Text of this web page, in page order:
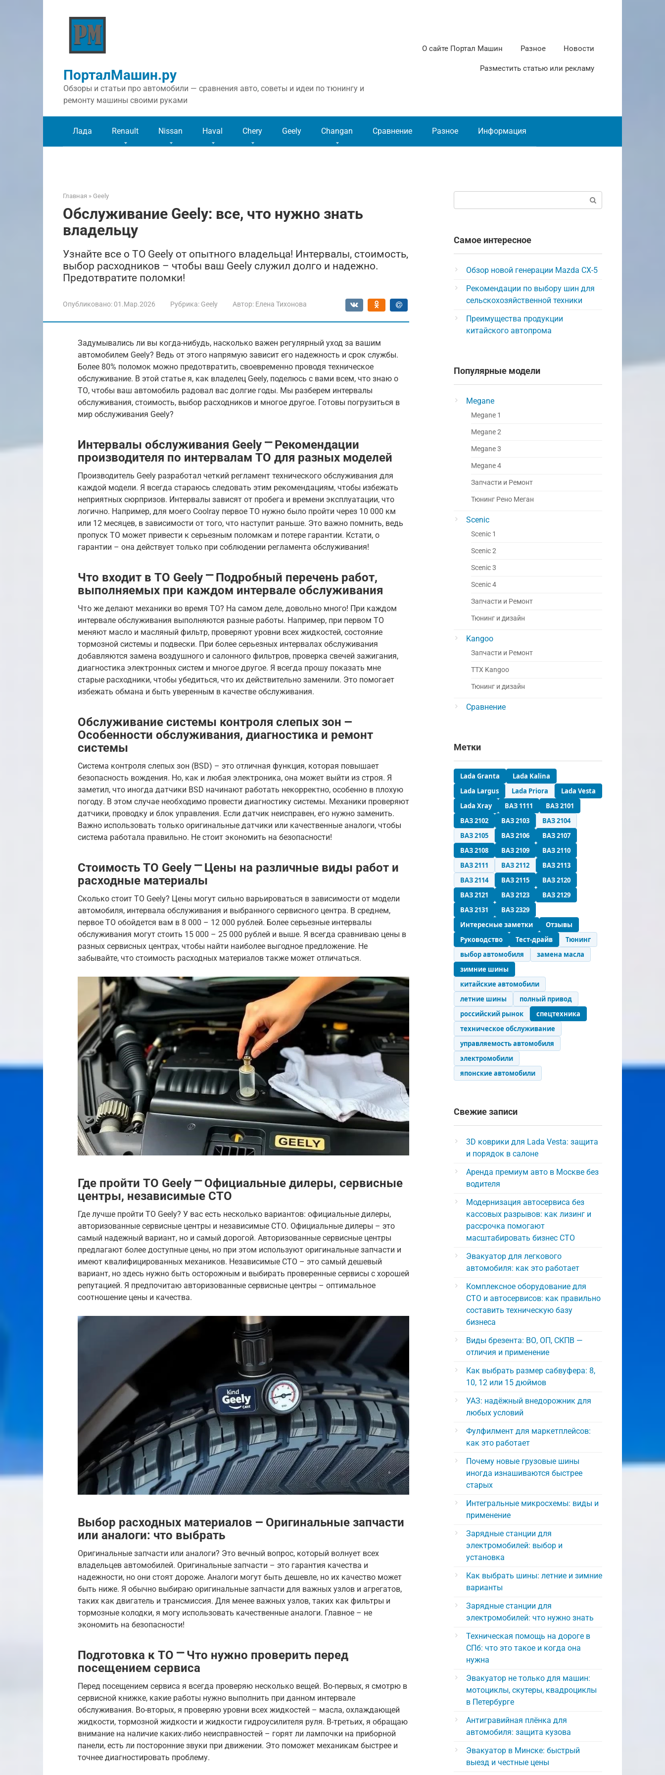
ПорталМашин.ру
Обзоры и статьи про автомобили — сравнения авто, советы и идеи по тюнингу и
ремонту машины своими руками
О сайте Портал Машин Разное Новости
Разместить статью или рекламу
Лада Renault Nissan Haval Chery Geely Changan Сравнение Разное Информация
Главная » Geely
Обслуживание Geely: все, что нужно знать
владельцу
Узнайте все о ТО Geely от опытного владельца! Интервалы, стоимость,
выбор расходников – чтобы ваш Geely служил долго и надежно.
Предотвратите поломки!
Опубликовано: 01.Мар.2026 Рубрика: Geely Автор: Елена Тихонова
Задумывались ли вы когда-нибудь, насколько важен регулярный уход за вашим
автомобилем Geely? Ведь от этого напрямую зависит его надежность и срок службы.
Более 80% поломок можно предотвратить, своевременно проводя техническое
обслуживание. В этой статье я, как владелец Geely, поделюсь с вами всем, что знаю о
ТО, чтобы ваш автомобиль радовал вас долгие годы. Мы разберем интервалы
обслуживания, стоимость, выбор расходников и многое другое. Готовы погрузиться в
мир обслуживания Geely?
Интервалы обслуживания Geely ⎻ Рекомендации
производителя по интервалам ТО для разных моделей
Производитель Geely разработал четкий регламент технического обслуживания для
каждой модели. Я всегда стараюсь следовать этим рекомендациям, чтобы избежать
неприятных сюрпризов. Интервалы зависят от пробега и времени эксплуатации, что
логично. Например, для моего Coolray первое ТО нужно было пройти через 10 000 км
или 12 месяцев, в зависимости от того, что наступит раньше. Это важно помнить, ведь
пропуск ТО может привести к серьезным поломкам и потере гарантии. Кстати, о
гарантии – она действует только при соблюдении регламента обслуживания!
Что входит в ТО Geely ⎻ Подробный перечень работ,
выполняемых при каждом интервале обслуживания
Что же делают механики во время ТО? На самом деле, довольно много! При каждом
интервале обслуживания выполняются разные работы. Например, при первом ТО
меняют масло и масляный фильтр, проверяют уровни всех жидкостей, состояние
тормозной системы и подвески. При более серьезных интервалах обслуживания
добавляются замена воздушного и салонного фильтров, проверка свечей зажигания,
диагностика электронных систем и многое другое. Я всегда прошу показать мне
старые расходники, чтобы убедиться, что их действительно заменили. Это помогает
избежать обмана и быть уверенным в качестве обслуживания.
Обслуживание системы контроля слепых зон ౼
Особенности обслуживания, диагностика и ремонт
системы
Система контроля слепых зон (BSD) – это отличная функция, которая повышает
безопасность вождения. Но, как и любая электроника, она может выйти из строя. Я
заметил, что иногда датчики BSD начинают работать некорректно, особенно в плохую
погоду. В этом случае необходимо провести диагностику системы. Механики проверяют
датчики, проводку и блок управления. Если датчик неисправен, его нужно заменить.
Важно использовать только оригинальные датчики или качественные аналоги, чтобы
система работала правильно. Не стоит экономить на безопасности!
Стоимость ТО Geely ⎻ Цены на различные виды работ и
расходные материалы
Сколько стоит ТО Geely? Цены могут сильно варьироваться в зависимости от модели
автомобиля, интервала обслуживания и выбранного сервисного центра. В среднем,
первое ТО обойдется вам в 8 000 – 12 000 рублей. Более серьезные интервалы
обслуживания могут стоить 15 000 – 25 000 рублей и выше. Я всегда сравниваю цены в
разных сервисных центрах, чтобы найти наиболее выгодное предложение. Не
забывайте, что стоимость расходных материалов также может отличаться.
Где пройти ТО Geely ⎻ Официальные дилеры, сервисные
центры, независимые СТО
Где лучше пройти ТО Geely? У вас есть несколько вариантов: официальные дилеры,
авторизованные сервисные центры и независимые СТО. Официальные дилеры – это
самый надежный вариант, но и самый дорогой. Авторизованные сервисные центры
предлагают более доступные цены, но при этом используют оригинальные запчасти и
имеют квалифицированных механиков. Независимые СТО – это самый дешевый
вариант, но здесь нужно быть осторожным и выбирать проверенные сервисы с хорошей
репутацией. Я предпочитаю авторизованные сервисные центры – оптимальное
соотношение цены и качества.
Выбор расходных материалов ౼ Оригинальные запчасти
или аналоги: что выбрать
Оригинальные запчасти или аналоги? Это вечный вопрос, который волнует всех
владельцев автомобилей. Оригинальные запчасти – это гарантия качества и
надежности, но они стоят дороже. Аналоги могут быть дешевле, но их качество может
быть ниже. Я обычно выбираю оригинальные запчасти для важных узлов и агрегатов,
таких как двигатель и трансмиссия. Для менее важных узлов, таких как фильтры и
тормозные колодки, я могу использовать качественные аналоги. Главное – не
экономить на безопасности!
Подготовка к ТО ⎻ Что нужно проверить перед
посещением сервиса
Перед посещением сервиса я всегда проверяю несколько вещей. Во-первых, я смотрю в
сервисной книжке, какие работы нужно выполнить при данном интервале
обслуживания. Во-вторых, я проверяю уровни всех жидкостей – масла, охлаждающей
жидкости, тормозной жидкости и жидкости гидроусилителя руля. В-третьих, я обращаю
внимание на наличие каких-либо неисправностей – горят ли лампочки на приборной
панели, есть ли посторонние звуки при движении. Это поможет механикам быстрее и
точнее диагностировать проблему.
Самое интересное
Обзор новой генерации Mazda CX-5
Рекомендации по выбору шин для
сельскохозяйственной техники
Преимущества продукции
китайского автопрома
Популярные модели
Megane
Megane 1
Megane 2
Megane 3
Megane 4
Запчасти и Ремонт
Тюнинг Рено Меган
Scenic
Scenic 1
Scenic 2
Scenic 3
Scenic 4
Запчасти и Ремонт
Тюнинг и дизайн
Kangoo
Запчасти и Ремонт
ТТХ Kangoo
Тюнинг и дизайн
Сравнение
Метки
Lada Granta
Lada Kalina
Lada Largus
Lada Priora
Lada Vesta
Lada Xray
ВАЗ 1111
ВАЗ 2101
ВАЗ 2102
ВАЗ 2103
ВАЗ 2104
ВАЗ 2105
ВАЗ 2106
ВАЗ 2107
ВАЗ 2108
ВАЗ 2109
ВАЗ 2110
ВАЗ 2111
ВАЗ 2112
ВАЗ 2113
ВАЗ 2114
ВАЗ 2115
ВАЗ 2120
ВАЗ 2121
ВАЗ 2123
ВАЗ 2129
ВАЗ 2131
ВАЗ 2329
Интересные заметки
Отзывы
Руководство
Тест-драйв
Тюнинг
выбор автомобиля
замена масла
зимние шины
китайские автомобили
летние шины
полный привод
российский рынок
спецтехника
техническое обслуживание
управляемость автомобиля
электромобили
японские автомобили
Свежие записи
3D коврики для Lada Vesta: защита
и порядок в салоне
Аренда премиум авто в Москве без
водителя
Модернизация автосервиса без
кассовых разрывов: как лизинг и
рассрочка помогают
масштабировать бизнес СТО
Эвакуатор для легкового
автомобиля: как это работает
Комплексное оборудование для
СТО и автосервисов: как правильно
составить техническую базу
бизнеса
Виды брезента: ВО, ОП, СКПВ —
отличия и применение
Как выбрать размер сабвуфера: 8,
10, 12 или 15 дюймов
УАЗ: надёжный внедорожник для
любых условий
Фулфилмент для маркетплейсов:
как это работает
Почему новые грузовые шины
иногда изнашиваются быстрее
старых
Интегральные микросхемы: виды и
применение
Зарядные станции для
электромобилей: выбор и
установка
Как выбрать шины: летние и зимние
варианты
Зарядные станции для
электромобилей: что нужно знать
Техническая помощь на дороге в
СПб: что это такое и когда она
нужна
Эвакуатор не только для машин:
мотоциклы, скутеры, квадроциклы
в Петербурге
Антигравийная плёнка для
автомобиля: защита кузова
Эвакуатор в Минске: быстрый
выезд и честные цены